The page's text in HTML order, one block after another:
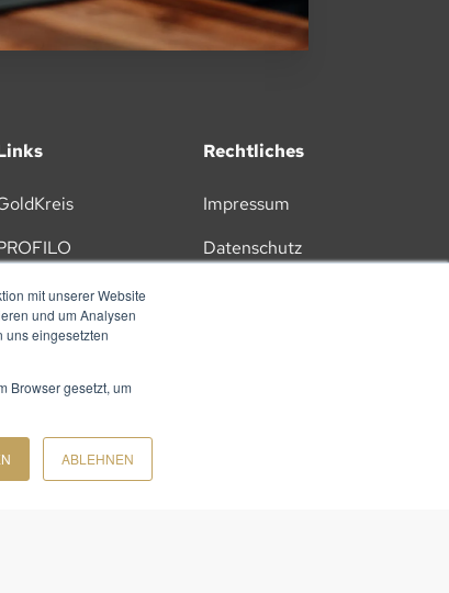
mit unserer Website
und um Analysen
uns eingesetzten
Browser gesetzt, um
ABLEHNEN
Rechtliches
Impressum
Datenschutz